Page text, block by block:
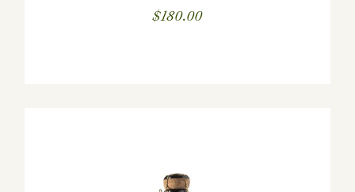
$180.00